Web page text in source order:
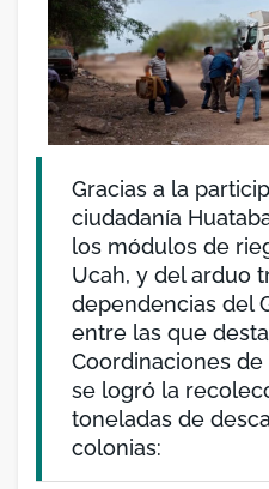
Gracias a la
ciudadanía
los módulos de
Ucah, y del arduo
dependencias del
entre las que
Coordinaciones de
se logró la
toneladas de
colonias: